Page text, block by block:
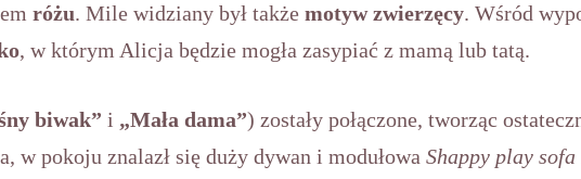
różu. Mile widziany był także motyw zwierzęcy. Wśród
, w którym Alicja będzie mogła zasypiać z mamą lub tatą.
biwak” i „Mała dama”) zostały połączone, tworząc
w pokoju znalazł się duży dywan i modułowa Shappy play sofa